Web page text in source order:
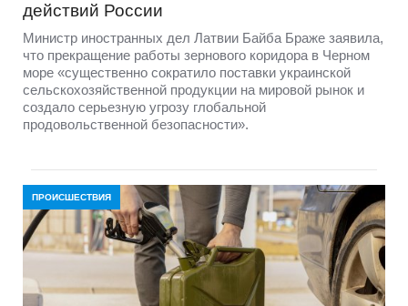
действий России
Министр иностранных дел Латвии Байба Браже заявила,
что прекращение работы зернового коридора в Черном
море «существенно сократило поставки украинской
сельскохозяйственной продукции на мировой рынок и
создало серьезную угрозу глобальной
продовольственной безопасности».
ПРОИСШЕСТВИЯ